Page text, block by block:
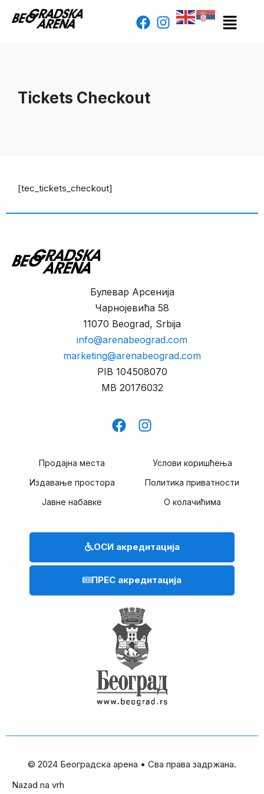
Tickets Checkout
[tec_tickets_checkout]
Булевар Арсенија
Чарнојевића 58
11070 Beograd, Srbija
info@arenabeograd.com
marketing@arenabeograd.com
PIB 104508070
MB 20176032
Продајна места
Издавање простора
Јавне набавке
Услови коришћења
Политика приватности
О колачићима
ОСИ акредитација
ПРЕС акредитација
© 2024 Београдска арена • Сва права задржана.
Nazad na vrh